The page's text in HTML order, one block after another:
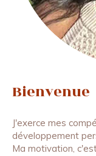
Bienvenue
J'exerce mes
développement
Ma motivation,